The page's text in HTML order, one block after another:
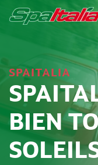
SPAITALIA
BIEN